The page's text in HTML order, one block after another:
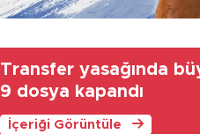
Transfer yasağında
9 dosya kapandı
İçeriği Görüntüle